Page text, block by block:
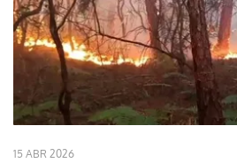
15 ABR 2026